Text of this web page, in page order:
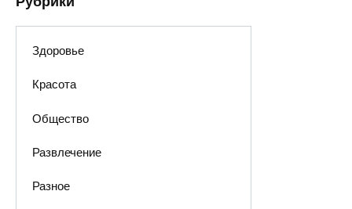
Здоровье
Красота
Общество
Развлечение
Разное